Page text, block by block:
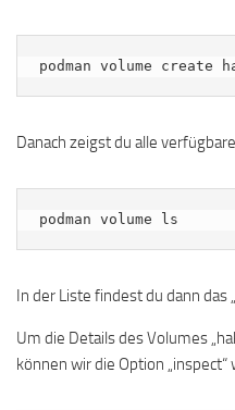
podman volume create
Danach zeigst du alle
podman volume ls
In der Liste findest du dann das
Um die Details des Volumes
können wir die Option